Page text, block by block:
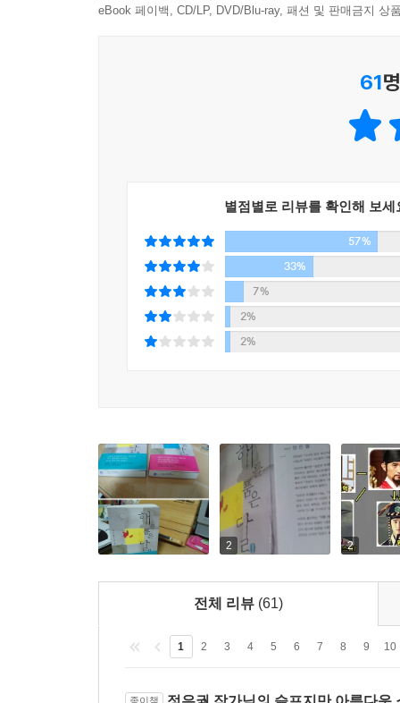
소녀가 무엇을 말할 수 있으리까.
실타래처럼 엉켜 버린 운명, 비밀스러운 과거를 숨
김제운 | 왕의 호위무사. 서자 출신이지만 큰 키
보며 점점 깊어지는 연모의 정을 느낀다. 해와 달
오르면 정치적 기반을 닦는데 큰 도움이 될 인
바뀌어버린다. 민화와 혼인하여 의빈이 된다.
민화공주 | 철부지 공주. 우연히 본 허염에게 마
상심하고 있는 중, 염의 여동생이 세자빈에 간택
eBook 페이백, CD/LP, DVD/Blu-ray, 패션 및 판매금지 상
61
별점별로 리뷰를 확인해 보세
57%
33%
7%
2%
2%
2 2
전체 리뷰 (61)
1 2 3 4 5 6 7 8 9 10
종이책